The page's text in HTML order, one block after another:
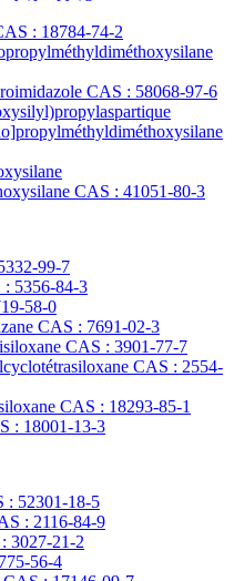
: 18784-74-2
CAS : 58068-97-6
CAS : 41051-80-3
99-7
5356-84-3
58-0
CAS : 7691-02-3
CAS : 3901-77-7
CAS : 2554-
CAS : 18293-85-1
: 18001-13-3
: 52301-18-5
: 2116-84-9
3027-21-2
56-4